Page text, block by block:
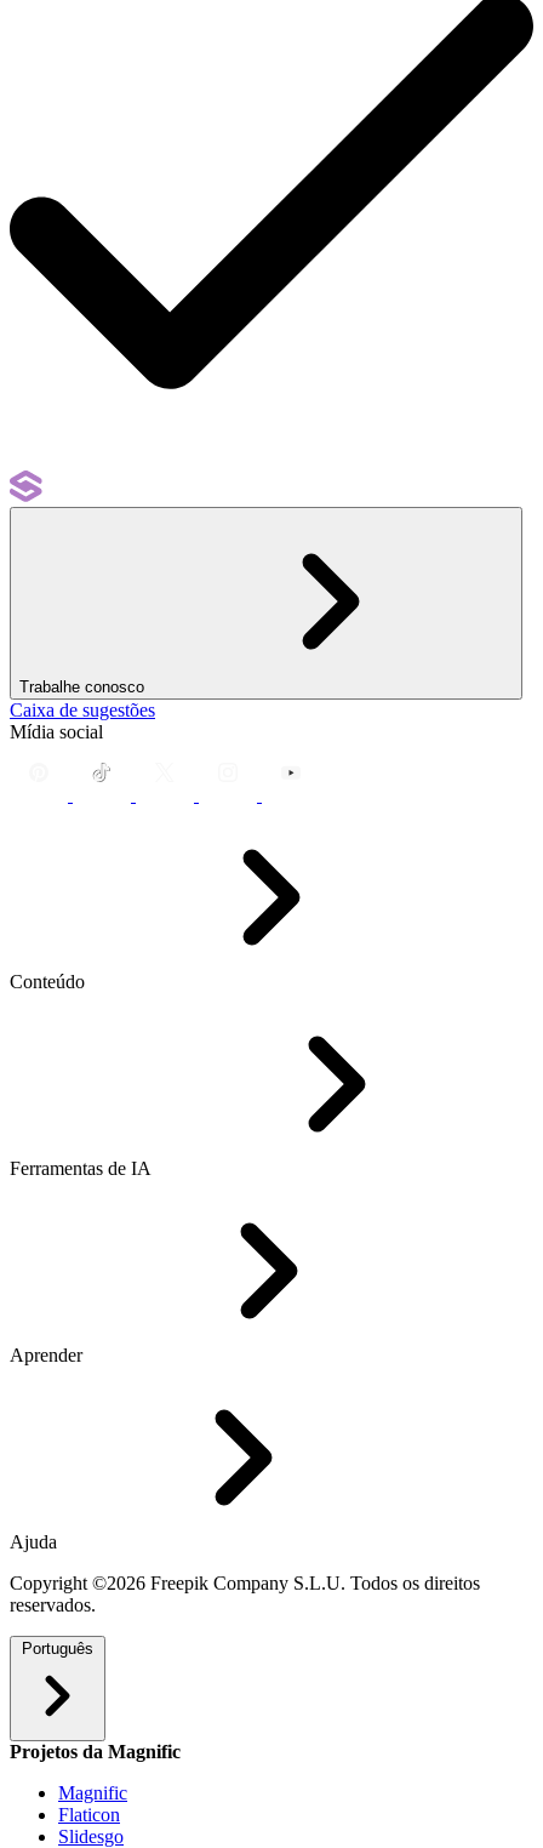
Trabalhe conosco
Caixa de sugestões
Mídia social
Conteúdo
Ferramentas de IA
Aprender
Ajuda
Copyright ©2026 Freepik Company S.L.U. Todos os direitos
reservados.
Português
Projetos da Magnific
Magnific
Flaticon
Slidesgo